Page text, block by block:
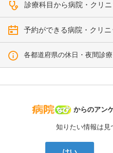
診療科目から病院・クリ
予約ができる病院・クリ
各都道府県の休日・夜間診
病院なび
からのアン
知りたい情報は見